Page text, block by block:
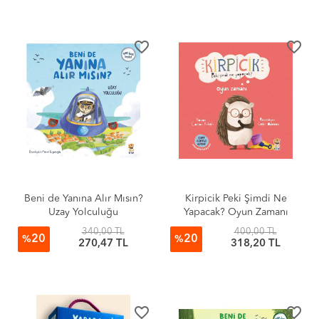
favorite_border
Beni de Yanına Alır Mısın?
Uzay Yolculuğu
%20
340,00 TL
270,47 TL
favorite_border
Kirpicik Peki Şimdi Ne
Yapacak? Oyun Zamanı
%20
400,00 TL
318,20 TL
favorite_border favorite_border